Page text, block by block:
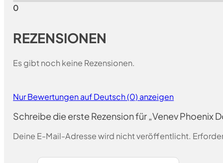
0
REZENSIONEN
Es gibt noch keine Rezensionen.
Nur Bewertungen auf Deutsch (0) anzeigen
Schreibe die erste Rezension für „Venev
Deine E-Mail-Adresse wird nicht veröffentlicht.